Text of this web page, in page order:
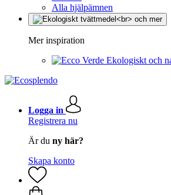
Alla hjälpämnen
Mer inspiration
Ekologiskt och
Logga in
Registrera nu
Är du ny här?
Skapa konto